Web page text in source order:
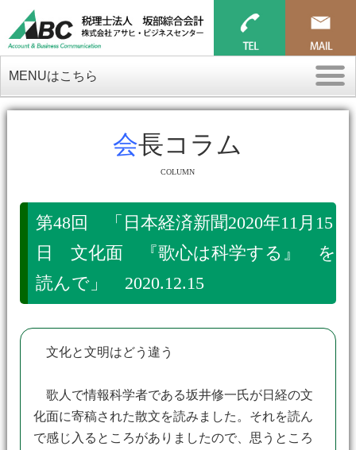
MENUはこちら
会長コラム
COLUMN
第48回 「日本経済新聞2020年11月15
日 文化面 『歌心は科学する』 を
読んで」 2020.12.15
文化と文明はどう違う
歌人で情報科学者である坂井修一氏が日経の文
化面に寄稿された散文を読みました。それを読ん
で感じ入るところがありましたので、思うところ